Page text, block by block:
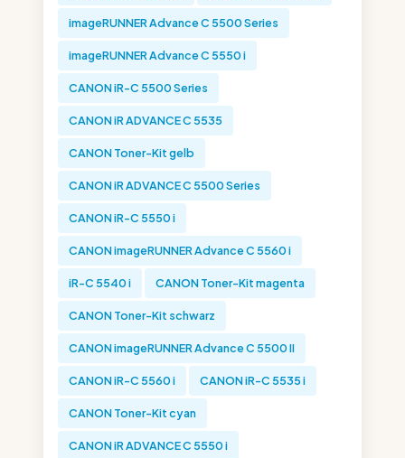
imageRUNNER Advance C 5500 Series
imageRUNNER Advance C 5550 i
CANON iR-C 5500 Series
CANON iR ADVANCE C 5535
CANON Toner-Kit gelb
CANON iR ADVANCE C 5500 Series
CANON iR-C 5550 i
CANON imageRUNNER Advance C 5560 i
iR-C 5540 i CANON Toner-Kit magenta
CANON Toner-Kit schwarz
CANON imageRUNNER Advance C 5500 II
CANON iR-C 5560 i CANON iR-C 5535 i
CANON Toner-Kit cyan
CANON iR ADVANCE C 5550 i